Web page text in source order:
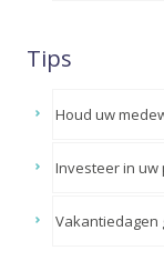
Tips
Houd uw
Investeer in uw